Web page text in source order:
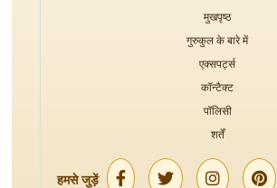
मुखपृष्ठ
गुरुकुल के बारे में
एक्सपर्ट्स
कॉन्टैक्ट
पॉलिसी
शर्तें
हमसे जुड़ें